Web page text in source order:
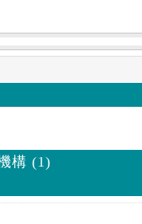
構 (1)